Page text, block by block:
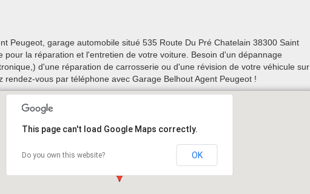
Peugeot, garage automobile situé 535 Route Du Pré Chatelain 38300 Saint
pour la réparation et l'entretien de votre voiture. Besoin d'un dépannage
d'une réparation de carrosserie ou d'une révision de votre véhicule sur
rendez-vous par téléphone avec Garage Belhout Agent Peugeot !
This page can't load Google Maps correctly.
Do you own this website? OK